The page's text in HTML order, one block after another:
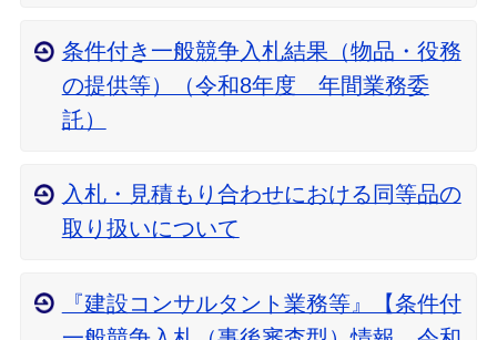
条件付き一般競争入札結果（物品・役務
の提供等）（令和8年度 年間業務委
託）
入札・見積もり合わせにおける同等品の
取り扱いについて
『建設コンサルタント業務等』【条件付